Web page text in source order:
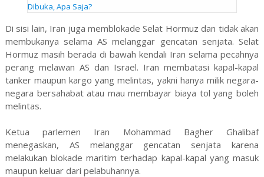
Dibuka, Apa Saja?
Di sisi lain, Iran juga memblokade Selat Hormuz dan tidak akan
membukanya selama AS melanggar gencatan senjata. Selat
Hormuz masih berada di bawah kendali Iran selama pecahnya
perang melawan AS dan Israel. Iran membatasi kapal-kapal
tanker maupun kargo yang melintas, yakni hanya milik negara-
negara bersahabat atau mau membayar biaya tol yang boleh
melintas.
Ketua parlemen Iran Mohammad Bagher Ghalibaf
menegaskan, AS melanggar gencatan senjata karena
melakukan blokade maritim terhadap kapal-kapal yang masuk
maupun keluar dari pelabuhannya.